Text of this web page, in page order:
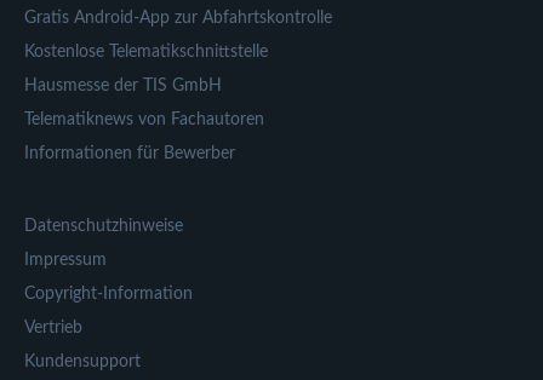
Gratis Android-App zur Abfahrtskontrolle
Kostenlose Telematikschnittstelle
Hausmesse der TIS GmbH
Telematiknews von Fachautoren
Informationen für Bewerber
Datenschutzhinweise
Impressum
Copyright-Information
Vertrieb
Kundensupport